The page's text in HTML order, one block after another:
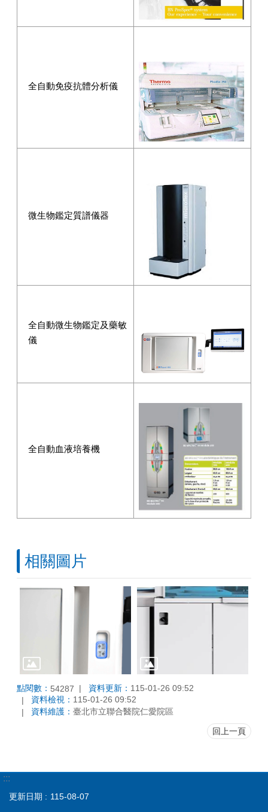
全自動免疫抗體分析儀
微生物鑑定質譜儀器
全自動微生物鑑定及藥敏
儀
全自動血液培養機
相關圖片
點閱數： 54287 資料更新： 115-01-26 09:52
資料檢視： 115-01-26 09:52
資料維護： 臺北市立聯合醫院仁愛院區
回上一頁
:::
更新日期 115-08-07